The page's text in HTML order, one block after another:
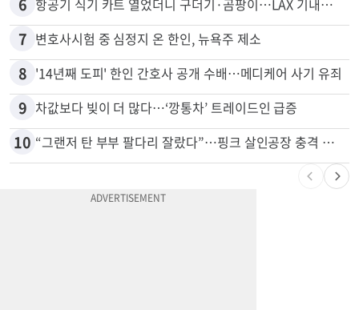
5 쌀·라면 값 최대 80% 할인…H마트 ‘폭탄 세일’
6
7 변호사시험 중 심정지 온 한인, 뉴욕주 제소
8 '14년째 도피' 한인 간호사 공개 수배…메디케어 사기 유죄
9 차값보다 빚이 더 많다…‘깡통차’ 트레이드인 급증
“그랜저 탄 부부 팔다리 잘랐다”…핑크 살인공장 충격 실체